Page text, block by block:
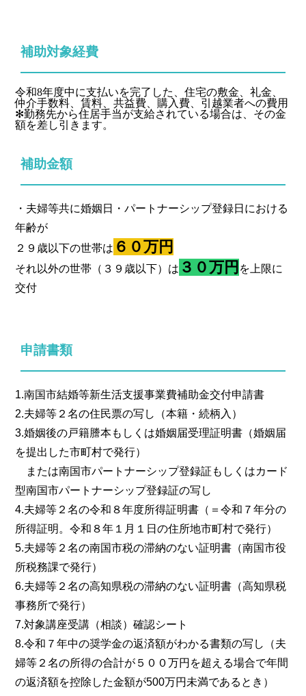
補助対象経費
令和8年度中に支払いを完了した、住宅の敷金、礼金、
仲介手数料、賃料、共益費、購入費、引越業者への費用
✻勤務先から住居手当が支給されている場合は、その金
額を差し引きます。
補助金額
・夫婦等共に婚姻日・パートナーシップ登録日における
年齢が
２９歳以下の世帯は ６０万円
それ以外の世帯（３９歳以下）は ３０万円 を上限に
交付
申請書類
1.南国市結婚等新生活支援事業費補助金交付申請書
2.夫婦等２名の住民票の写し（本籍・続柄入）
3.婚姻後の戸籍謄本もしくは婚姻届受理証明書（婚姻届
を提出した市町村で発行）
または南国市パートナーシップ登録証もしくはカード
型南国市パートナーシップ登録証の写し
4.夫婦等２名の令和８年度所得証明書（＝令和７年分の
所得証明。令和８年１月１日の住所地市町村で発行）
5.夫婦等２名の南国市税の滞納のない証明書（南国市役
所税務課で発行）
6.夫婦等２名の高知県税の滞納のない証明書（高知県税
事務所で発行）
7.対象講座受講（相談）確認シート
8.令和７年中の奨学金の返済額がわかる書類の写し（夫
婦等２名の所得の合計が５００万円を超える場合で年間
の返済額を控除した金額が500万円未満であるとき）